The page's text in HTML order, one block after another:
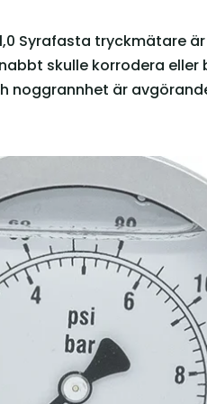
Syrafasta tryckmätare
skulle korrodera eller
är